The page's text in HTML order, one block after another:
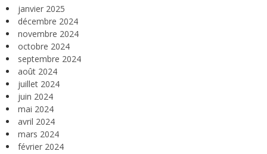
janvier 2025
décembre 2024
novembre 2024
octobre 2024
septembre 2024
août 2024
juillet 2024
juin 2024
mai 2024
avril 2024
mars 2024
février 2024